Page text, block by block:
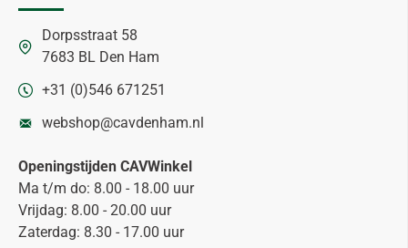
Dorpsstraat 58
7683 BL Den Ham
+31 (0)546 671251
webshop@cavdenham.nl
Openingstijden CAVWinkel
Ma t/m do: 8.00 - 18.00 uur
Vrijdag: 8.00 - 20.00 uur
Zaterdag: 8.30 - 17.00 uur